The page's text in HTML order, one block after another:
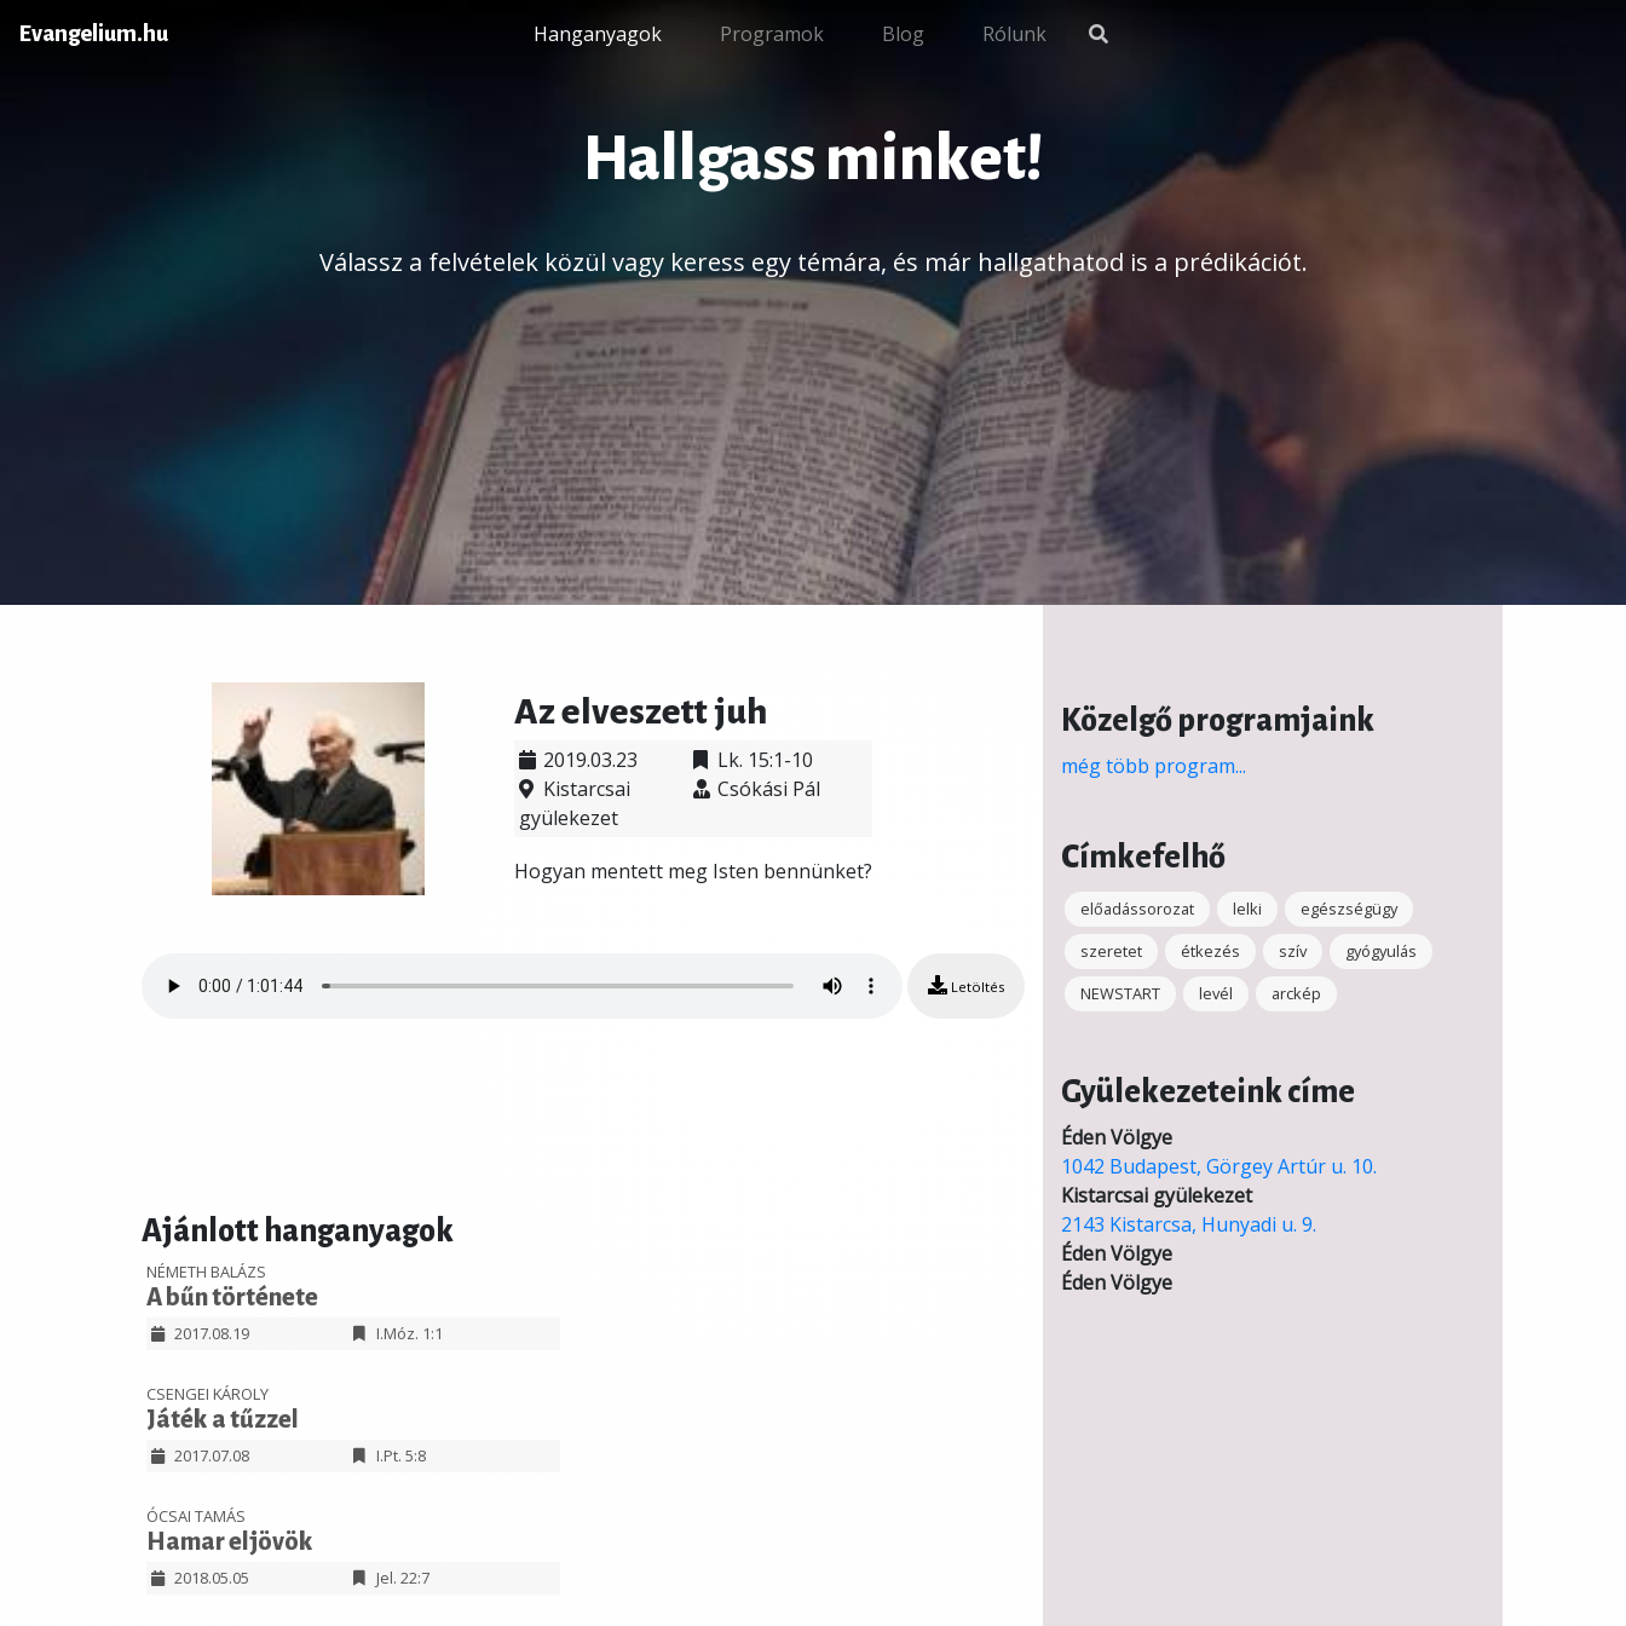
Evangelium.hu Hanganyagok Programok Blog Rólunk
Hallgass minket!
Válassz a felvételek közül vagy keress egy témára, és már hallgathatod is a prédikációt.
Az elveszett juh
2019.03.23
Kistarcsai
gyülekezet
Lk. 15:1-10
Csókási Pál
Hogyan mentett meg Isten bennünket?
Letöltés
Ajánlott hanganyagok
NÉMETH BALÁZS
A bűn története
2017.08.19 I.Móz. 1:1
CSENGEI KÁROLY
Játék a tűzzel
2017.07.08 I.Pt. 5:8
ÓCSAI TAMÁS
Hamar eljövök
2018.05.05 Jel. 22:7
Közelgő programjaink
még több program...
Címkefelhő
előadássorozat lelki
egészségügy
szeretet
étkezés szív
gyógyulás
NEWSTART
levél arckép
Gyülekezeteink címe
Éden Völgye
1042 Budapest, Görgey Artúr u. 10.
Kistarcsai gyülekezet
2143 Kistarcsa, Hunyadi u. 9.
Éden Völgye
Éden Völgye